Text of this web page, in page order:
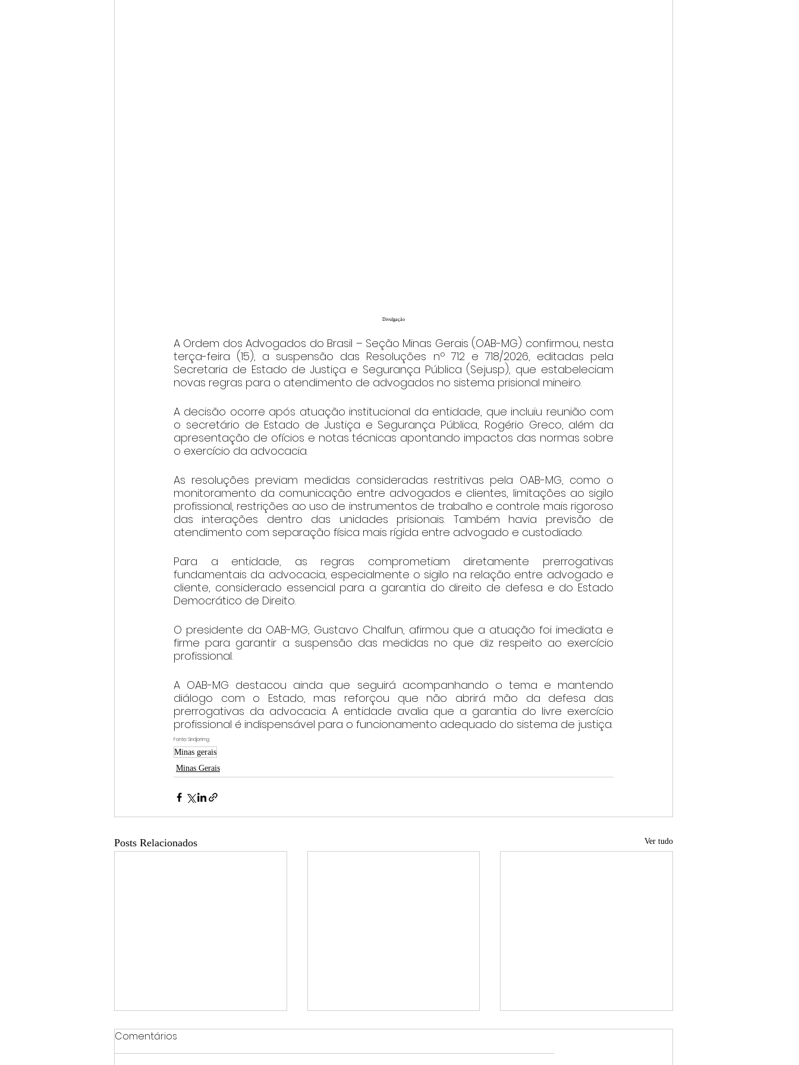
Divulgação
A Ordem dos Advogados do Brasil – Seção Minas Gerais (OAB-MG) confirmou, nesta
terça-feira (15), a suspensão das Resoluções nº 712 e 718/2026, editadas pela
Secretaria de Estado de Justiça e Segurança Pública (Sejusp), que estabeleciam
novas regras para o atendimento de advogados no sistema prisional mineiro.
A decisão ocorre após atuação institucional da entidade, que incluiu reunião com
o secretário de Estado de Justiça e Segurança Pública, Rogério Greco, além da
apresentação de ofícios e notas técnicas apontando impactos das normas sobre
o exercício da advocacia.
As resoluções previam medidas consideradas restritivas pela OAB-MG, como o
monitoramento da comunicação entre advogados e clientes, limitações ao sigilo
profissional, restrições ao uso de instrumentos de trabalho e controle mais rigoroso
das interações dentro das unidades prisionais. Também havia previsão de
atendimento com separação física mais rígida entre advogado e custodiado.
Para a entidade, as regras comprometiam diretamente prerrogativas
fundamentais da advocacia, especialmente o sigilo na relação entre advogado e
cliente, considerado essencial para a garantia do direito de defesa e do Estado
Democrático de Direito.
O presidente da OAB-MG, Gustavo Chalfun, afirmou que a atuação foi imediata e
firme para garantir a suspensão das medidas no que diz respeito ao exercício
profissional.
A OAB-MG destacou ainda que seguirá acompanhando o tema e mantendo
diálogo com o Estado, mas reforçou que não abrirá mão da defesa das
prerrogativas da advocacia. A entidade avalia que a garantia do livre exercício
profissional é indispensável para o funcionamento adequado do sistema de justiça.
Fonte: Sindjorimg
Minas gerais
Minas Gerais
Posts Relacionados Ver tudo
Comentários